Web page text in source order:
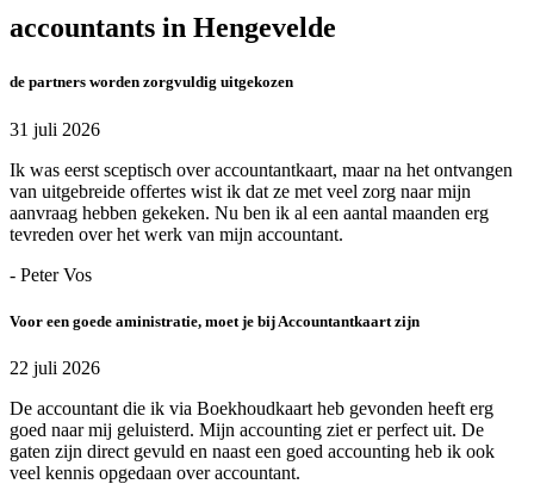
accountants in Hengevelde
de partners worden zorgvuldig uitgekozen
31 juli 2026
Ik was eerst sceptisch over accountantkaart, maar na het ontvangen
van uitgebreide offertes wist ik dat ze met veel zorg naar mijn
aanvraag hebben gekeken. Nu ben ik al een aantal maanden erg
tevreden over het werk van mijn accountant.
- Peter Vos
Voor een goede aministratie, moet je bij Accountantkaart zijn
22 juli 2026
De accountant die ik via Boekhoudkaart heb gevonden heeft erg
goed naar mij geluisterd. Mijn accounting ziet er perfect uit. De
gaten zijn direct gevuld en naast een goed accounting heb ik ook
veel kennis opgedaan over accountant.